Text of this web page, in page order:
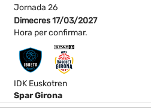
Jornada 26
Dimecres 17/03/2027
Hora per confirmar.
IDK Euskotren
Spar Girona